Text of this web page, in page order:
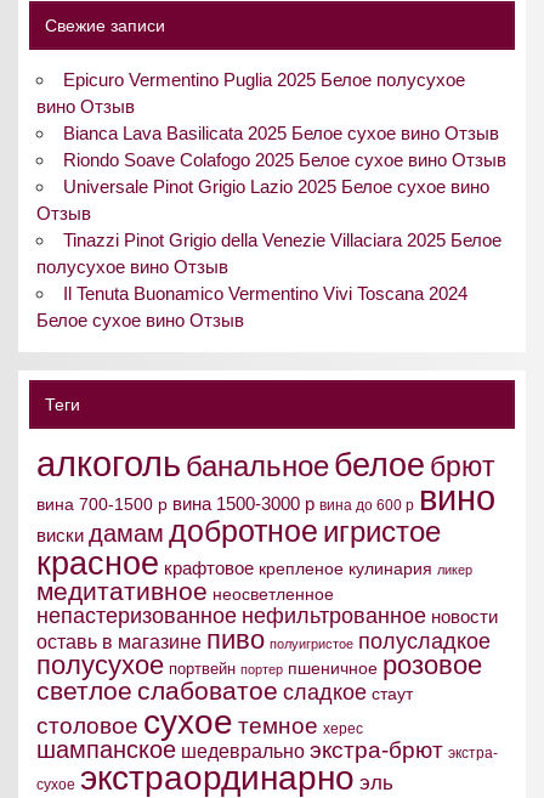
Свежие записи
Epicuro Vermentino Puglia 2025 Белое полусухое
вино Отзыв
Bianca Lava Basilicata 2025 Белое сухое вино Отзыв
Riondo Soave Colafogo 2025 Белое сухое вино Отзыв
Universale Pinot Grigio Lazio 2025 Белое сухое вино
Отзыв
Tinazzi Pinot Grigio della Venezie Villaciara 2025 Белое
полусухое вино Отзыв
Il Tenuta Buonamico Vermentino Vivi Toscana 2024
Белое сухое вино Отзыв
Теги
алкоголь банальноебелое брют
вина 700-1500 р вина 1500-3000 р вина до 600 р вино
виски дамам добротное игристое
красное крафтовое крепленое кулинария ликер
медитативное неосветленное
непастеризованное нефильтрованное новости
оставь в магазине пиво полуигристое полусладкое
полусухое портвейн портер пшеничное розовое
светлое слабоватое сладкое стаут
столовое сухое темное херес
шампанское шедеврально экстра-брют экстра-
сухое экстраординарно эль